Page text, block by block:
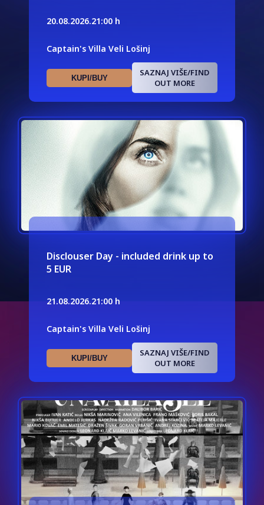
20.08.2026.21:00 h
Captain's Villa Veli Lošinj
KUPI/BUY
SAZNAJ VIŠE/FIND
OUT MORE
Disclouser Day - included drink up to
5 EUR
21.08.2026.21:00 h
Captain's Villa Veli Lošinj
KUPI/BUY
SAZNAJ VIŠE/FIND
OUT MORE